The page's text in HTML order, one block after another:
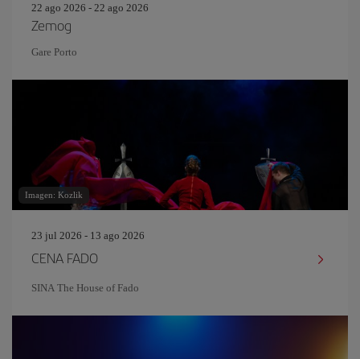
22 ago 2026 - 22 ago 2026
Zemog
Gare Porto
Imagen: Kozlik
23 jul 2026 - 13 ago 2026
CENA FADO
SINA The House of Fado